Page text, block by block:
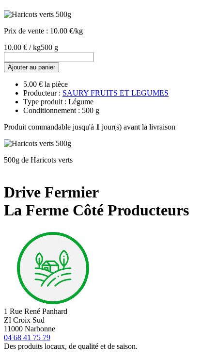
Prix de vente : 10.00 €/kg
10.00 € / kg500 g
Ajouter au panier
5.00 € la pièce
Producteur : SAURY FRUITS ET LEGUMES
Type produit : Légume
Conditionnement : 500 g
Produit commandable jusqu'à 1 jour(s) avant la livraison
500g de Haricots verts
Drive Fermier
La Ferme Côté Producteurs
1 Rue René Panhard
ZI Croix Sud
11000 Narbonne
04 68 41 75 79
Des produits locaux, de qualité et de saison.